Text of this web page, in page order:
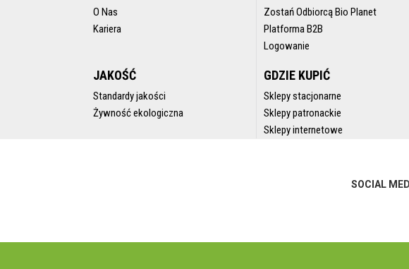
O Nas
Kariera
Zostań Odbiorcą Bio Planet
Platforma B2B
Logowanie
JAKOŚĆ
Standardy jakości
Żywność ekologiczna
GDZIE KUPIĆ
Sklepy stacjonarne
Sklepy patronackie
Sklepy internetowe
SOCIAL